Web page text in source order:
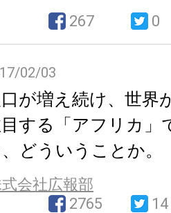
267 0
02/03
口が増え続け、世界
する「アフリカ」
どういうことか。
会社広報部
2765
14